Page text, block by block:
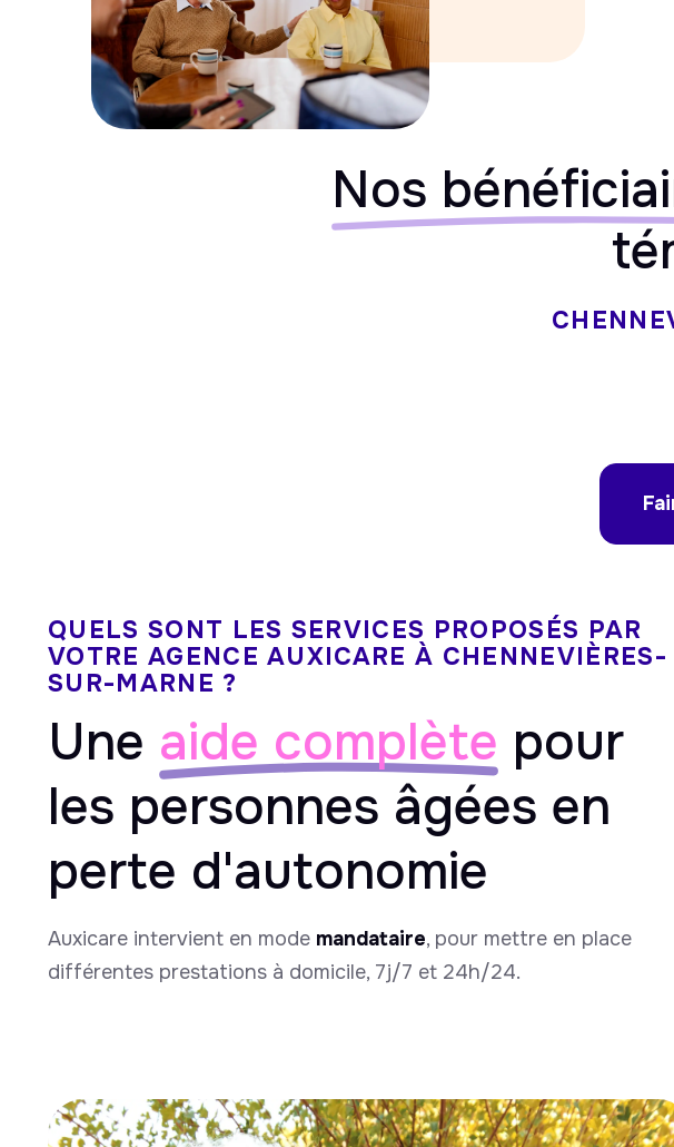
Nos
QUELS SONT LES SERVICES PROPOSÉS PAR
VOTRE AGENCE AUXICARE À CHENNEVIÈRES-
SUR-MARNE ?
Une aide complète pour
les personnes âgées en
perte d'autonomie
Auxicare intervient en mode mandataire, pour mettre en place
différentes prestations à domicile, 7j/7 et 24h/24.